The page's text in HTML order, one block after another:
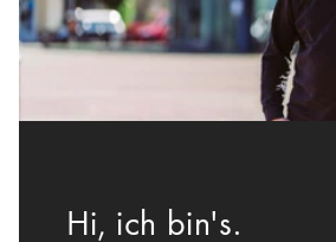
Hi, ich bin's.